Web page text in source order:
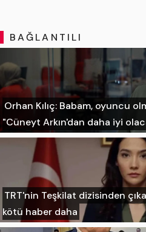
BAĞLANTILI
Orhan Kılıç: Babam, oyuncu
"Cüneyt Arkın'dan daha iyi
TRT'nin Teşkilat dizisinden
kötü haber daha